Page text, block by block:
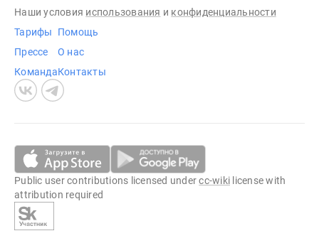
Наши условия использования и конфиденциальности
Тарифы
Прессе
Команда
Помощь
О нас
Контакты
Public user contributions licensed undercc-wiki license with
attribution required